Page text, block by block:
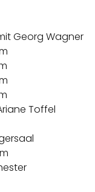
Georg Wagner
Toffel